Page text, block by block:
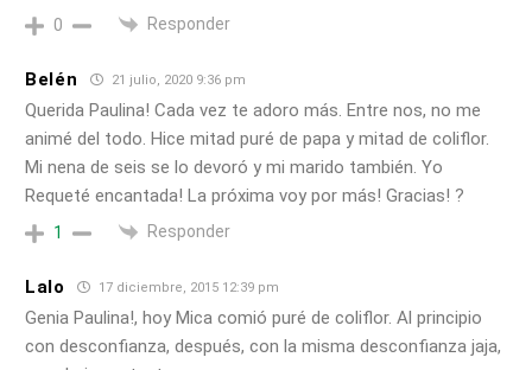
0 Responder
Belén 21 julio, 2020 9:36 pm
Querida Paulina! Cada vez te adoro más. Entre nos, no me
animé del todo. Hice mitad puré de papa y mitad de coliflor.
Mi nena de seis se lo devoró y mi marido también. Yo
Requeté encantada! La próxima voy por más! Gracias! ?
1 Responder
Lalo 17 diciembre, 2015 12:39 pm
Genia Paulina!, hoy Mica comió puré de coliflor. Al principio
con desconfianza, después, con la misma desconfianza jaja,